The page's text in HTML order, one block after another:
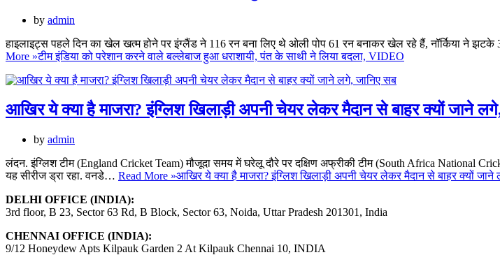
by admin
हाइलाइट्स पहले दिन का खेल खत्म होने पर इंग्लैंड ने 116 रन बना लिए थे ओली पोप 61 रन बनाकर खेल रहे हैं, नॉर्किया ने
More »टीम इंडिया को परेशान करने वाले बल्लेबाज हुआ धराशायी, पंत के साथी ने लिया बदला, VIDEO
आखिर ये क्या है माजरा? इंग्लिश खिलाड़ी अपनी चेयर लेकर मैदान से बाहर क्यों जाने
by admin
लंदन. इंग्लिश टीम (England Cricket Team) मौजूदा समय में घरेलू दौरे पर दक्षिण अफ्रीकी टीम (South Africa National
यह सीरीज ड्रा रहा. वनडे… Read More »आखिर ये क्या है माजरा? इंग्लिश खिलाड़ी अपनी चेयर लेकर मैदान से बाहर क्यों जाने
DELHI OFFICE (INDIA):
3rd floor, B 23, Sector 63 Rd, B Block, Sector 63, Noida, Uttar Pradesh 201301, India
CHENNAI OFFICE (INDIA):
9/12 Honeydew Apts Kilpauk Garden 2 At Kilpauk Chennai 10, INDIA